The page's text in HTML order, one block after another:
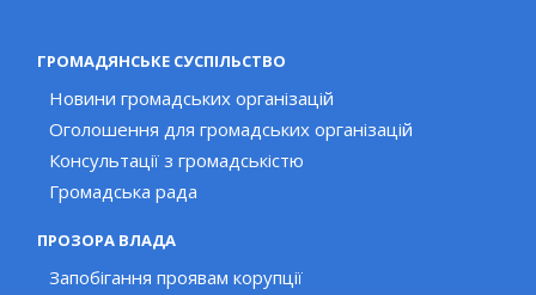
ГРОМАДЯНСЬКЕ СУСПІЛЬСТВО
Новини громадських організацій
Оголошення для громадських організацій
Консультації з громадськістю
Громадська рада
ПРОЗОРА ВЛАДА
Запобігання проявам корупції